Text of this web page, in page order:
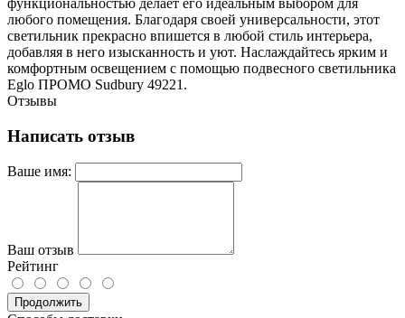
функциональностью делает его идеальным выбором для
любого помещения. Благодаря своей универсальности, этот
светильник прекрасно впишется в любой стиль интерьера,
добавляя в него изысканность и уют. Наслаждайтесь ярким и
комфортным освещением с помощью подвесного светильника
Eglo ПРОМО Sudbury 49221.
Отзывы
Написать отзыв
Ваше имя:
Ваш отзыв
Рейтинг
Продолжить